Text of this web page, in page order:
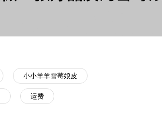
小小羊羊雪莓娘皮
运费